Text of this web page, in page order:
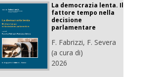
La democrazia lenta. Il
fattore tempo nella
decisione
parlamentare
F. Fabrizzi, F. Severa
(a cura di)
2026